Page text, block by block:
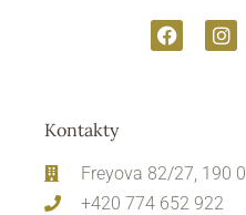
Kontakty
Freyova 82/27, 190
+420 774 652 922